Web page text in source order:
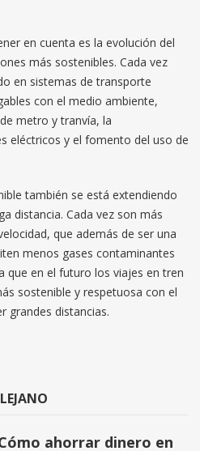
en cuenta es la evolución del
más sostenibles. Cada vez
en sistemas de transporte
con el medio ambiente,
metro y tranvía, la
eléctricos y el fomento del uso de
también se está extendiendo
distancia. Cada vez son más
que además de ser una
menos gases contaminantes
que en el futuro los viajes en tren
sostenible y respetuosa con el
grandes distancias.
ahorrar dinero en